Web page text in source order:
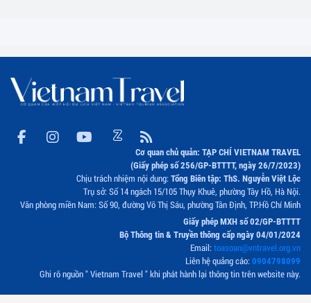
Cơ quan chủ quản: TẠP CHÍ VIETNAM TRAVEL
(Giấy phép số 256/GP-BTTTT, ngày 26/7/2023)
Chịu trách nhiệm nội dung: Tổng Biên tập: ThS. Nguyễn Việt Lộc
Trụ sở: Số 14 ngách 15/105 Thụy Khuê, phường Tây Hồ, Hà Nội.
Văn phòng miền Nam: Số 90, đường Võ Thị Sáu, phường Tân Định, TP.Hồ Chí Minh
Giấy phép MXH số 02/GP-BTTTT
Bộ Thông tin & Truyền thông cấp ngày 04/01/2024
Email:toasoan@vntravel.org.vn
Liên hệ quảng cáo: 0904798099
Ghi rõ nguồn " Vietnam Travel " khi phát hành lại thông tin trên website này.